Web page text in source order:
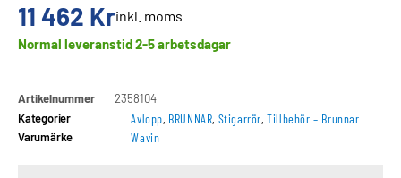
11 462 Krinkl. moms
Normal leveranstid 2-5 arbetsdagar
Artikelnummer
2358104
Kategorier
Avlopp, BRUNNAR, Stigarrör,Tillbehör – Brunnar
Varumärke Wavin